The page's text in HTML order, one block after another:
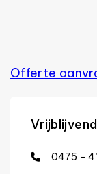
Offerte
0475 -